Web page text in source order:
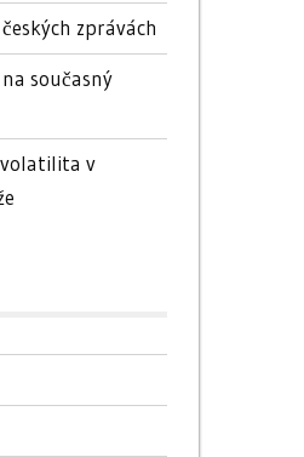
zprávách
současný
v